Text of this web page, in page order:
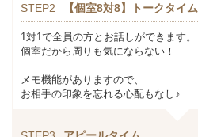
STEP2 【個室8対8】トークタイム
1対1で全員の方とお話しができます。
個室だから周りも気にならない！
メモ機能がありますので、
お相手の印象を忘れる心配もなし♪